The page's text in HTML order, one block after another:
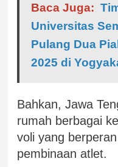
Baca Juga:
Universitas
Pulang Dua
2025 di
Bahkan, Jawa
rumah berbagai
voli yang
pembinaan atlet.